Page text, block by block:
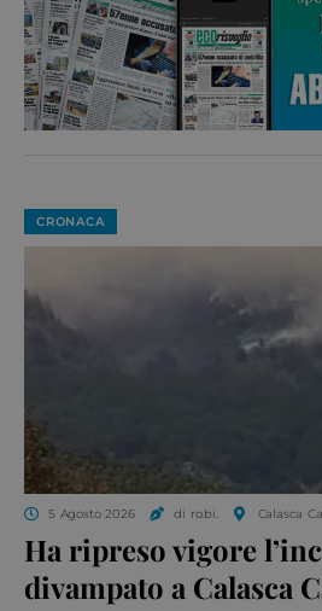
CRONACA
5 Agosto 2026 di ro.bi. Calasca
Ha ripreso vigore
divampato a Calasca